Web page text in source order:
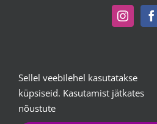
Sellel veebilehel kasutatakse
küpsiseid. Kasutamist jätkates
nõustute